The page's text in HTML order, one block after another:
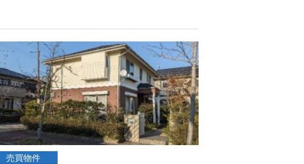
売買物件